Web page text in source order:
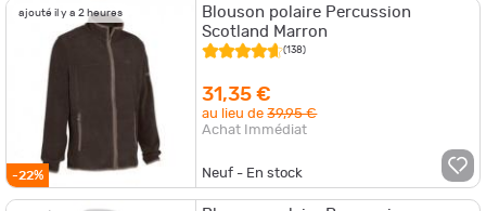
ajouté il y a 2 heures
-22%
Blouson polaire Percussion
Scotland Marron
(138)
31,35 €
au lieu de39,95 €
Achat Immédiat
Neuf - En stock